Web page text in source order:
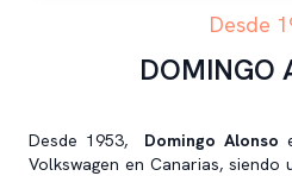
Desde
DOMINGO
Desde 1953, Domingo Alonso
Volkswagen en Canarias,